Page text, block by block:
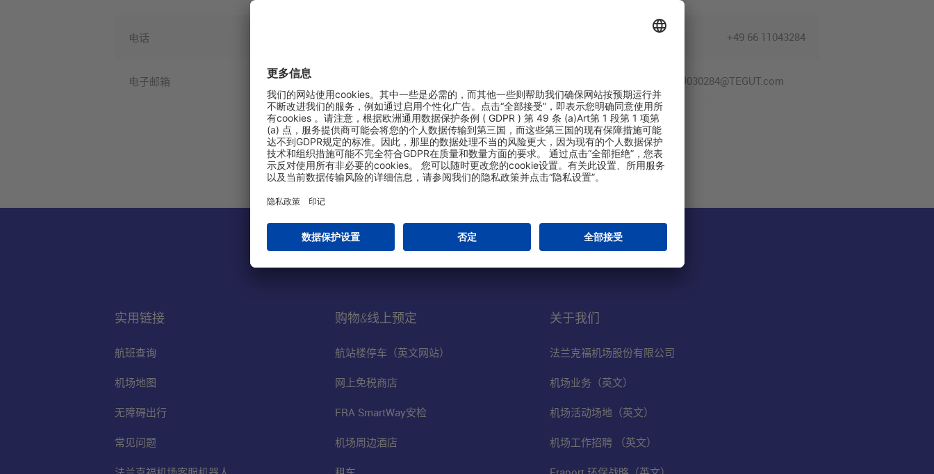
电话 +49 66 11043284
电子邮箱 U030284@TEGUT.com
实用链接
航班查询
机场地图
无障碍出行
常见问题
购物&线上预定
航站楼停车（英文网站）
网上免税商店
FRA SmartWay安检
机场周边酒店
关于我们
法兰克福机场股份有限公司
机场业务（英文）
机场活动场地（英文）
机场工作招聘 （英文）